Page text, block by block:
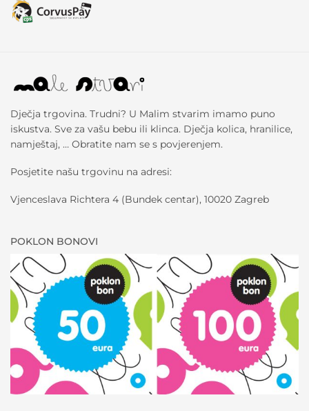
Dječja trgovina. Trudni? U Malim stvarim imamo puno
iskustva. Sve za vašu bebu ili klinca. Dječja kolica, hranilice,
namještaj, … Obratite nam se s povjerenjem.
Posjetite našu trgovinu na adresi:
Vjenceslava Richtera 4 (Bundek centar), 10020 Zagreb
POKLON BONOVI